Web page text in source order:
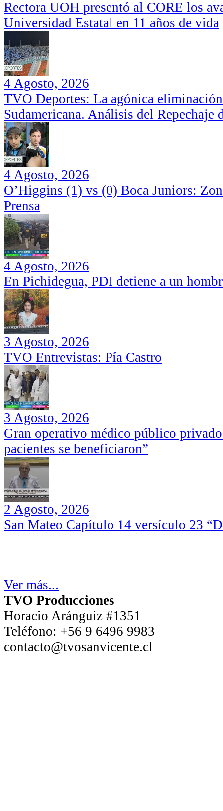
Rectora UOH presentó al CORE los
Universidad Estatal en 11 años de vida
4 Agosto, 2026
TVO Deportes: La agónica
Sudamericana. Análisis del Repechaje
4 Agosto, 2026
O’Higgins (1) vs (0) Boca Juniors:
Prensa
4 Agosto, 2026
En Pichidegua, PDI detiene a un
3 Agosto, 2026
TVO Entrevistas: Pía Castro
3 Agosto, 2026
Gran operativo médico público
pacientes se beneficiaron”
2 Agosto, 2026
San Mateo Capítulo 14 versículo 23
Ver más...
TVO Producciones
Horacio Aránguiz #1351
Teléfono: +56 9 6496 9983
contacto@tvosanvicente.cl